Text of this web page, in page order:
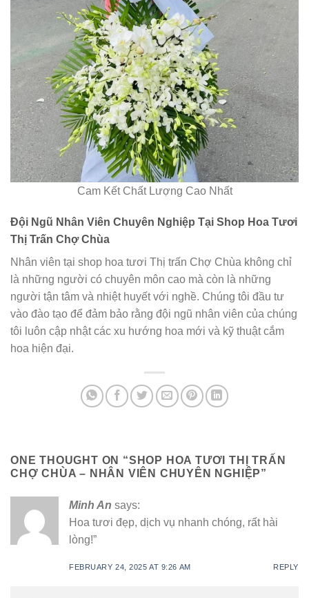
Cam Kết Chất Lượng Cao Nhất
Đội Ngũ Nhân Viên Chuyên Nghiệp Tại Shop Hoa Tươi
Thị Trấn Chợ Chùa
Nhân viên tại shop hoa tươi Thị trấn Chợ Chùa không chỉ
là những người có chuyên môn cao mà còn là những
người tận tâm và nhiệt huyết với nghề. Chúng tôi đầu tư
vào đào tạo để đảm bảo rằng đội ngũ nhân viên của chúng
tôi luôn cập nhật các xu hướng hoa mới và kỹ thuật cắm
hoa hiện đại.
ONE THOUGHT ON “SHOP HOA TƯƠI THỊ TRẤN
CHỢ CHÙA – NHÂN VIÊN CHUYÊN NGHIỆP”
Minh An says:
Hoa tươi đẹp, dịch vụ nhanh chóng, rất hài
lòng!”
FEBRUARY 24, 2025 AT 9:26 AM REPLY